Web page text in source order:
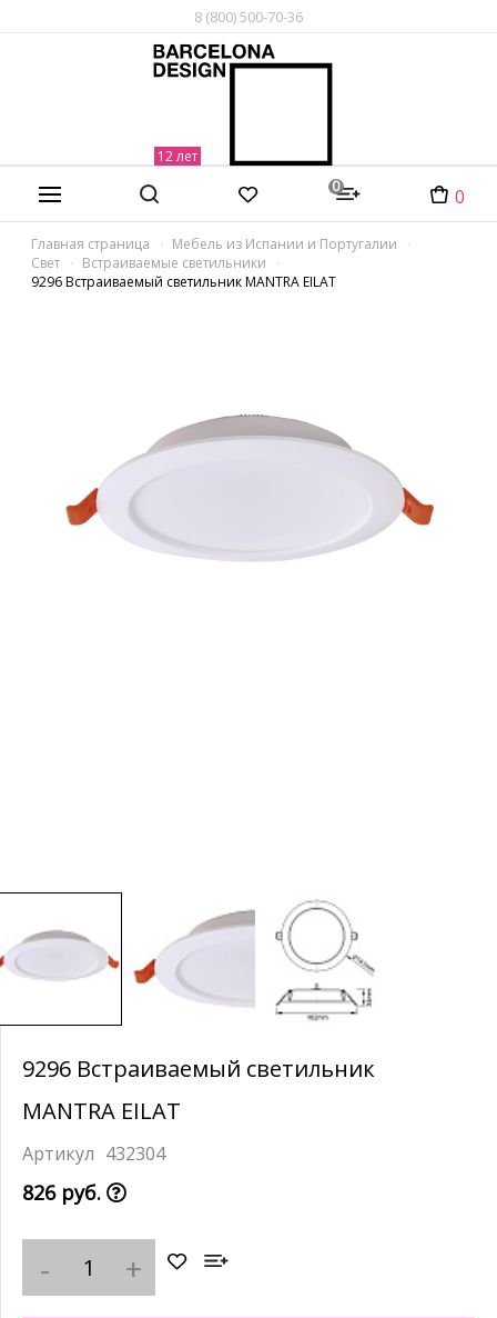
8 (800) 500-70-36
0 0
Главная страница
Мебель из Испании и Португалии
Свет
Встраиваемые светильники
9296 Встраиваемый светильник MANTRA EILAT
9296 Встраиваемый светильник
MANTRA EILAT
432304
826 руб.